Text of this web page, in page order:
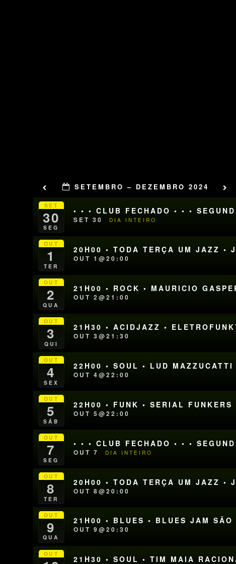
SETEMBRO – DEZEMBRO 2024
SET
30
SEG
• • • CLUB FECHADO • • •
SET 30 DIA INTEIRO
OUT
1
TER
20H00 • TODA TERÇA UM JAZZ •
OUT 1@20:00
OUT
2
QUA
21H00 • ROCK • MAURICIO
OUT 2@21:00
OUT
3
QUI
21H30 • ACIDJAZZ •
OUT 3@21:30
OUT
4
SEX
22H00 • SOUL • LUD MAZZUCATTI
OUT 4@22:00
OUT
5
SÁB
22H00 • FUNK • SERIAL FUNKERS
OUT 5@22:00
OUT
7
SEG
• • • CLUB FECHADO • • •
OUT 7 DIA INTEIRO
OUT
8
TER
20H00 • TODA TERÇA UM JAZZ •
OUT 8@20:00
OUT
9
QUA
21H00 • BLUES • BLUES JAM SÃO
OUT 9@20:30
OUT
21H30 • SOUL • TIM MAIA